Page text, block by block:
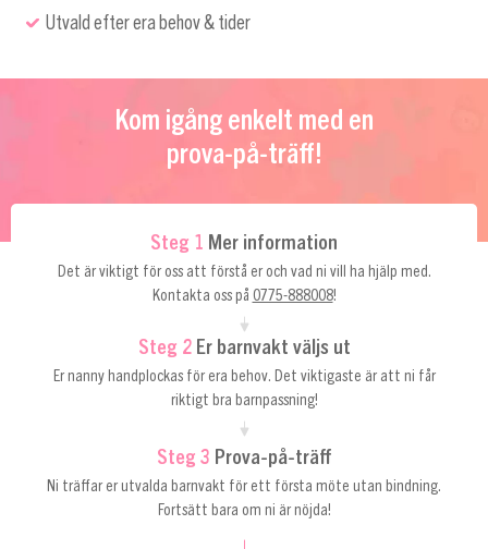
Utvald efter era behov & tider
Kom igång enkelt med en
prova-på-träff!
Steg 1 Mer information
Det är viktigt för oss att förstå er och vad ni vill ha hjälp med.
Kontakta oss på 0775-888008!
Steg 2 Er barnvakt väljs ut
Er nanny handplockas för era behov. Det viktigaste är att ni får
riktigt bra barnpassning!
Steg 3 Prova-på-träff
Ni träffar er utvalda barnvakt för ett första möte utan bindning.
Fortsätt bara om ni är nöjda!